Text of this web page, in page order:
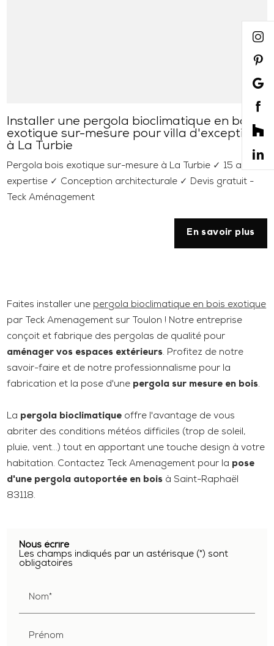
Installer une pergola bioclimatique en bois
exotique sur-mesure pour villa d'exception
à La Turbie
Pergola bois exotique sur-mesure à La Turbie ✓ 15 ans
expertise ✓ Conception architecturale ✓ Devis gratuit -
Teck Aménagement
En savoir plus
Faites installer une pergola bioclimatique en bois exotique
par Teck Amenagement sur Toulon ! Notre entreprise
conçoit et fabrique des pergolas de qualité pour
aménager vos espaces extérieurs. Profitez de notre
savoir-faire et de notre professionnalisme pour la
fabrication et la pose d'une pergola sur mesure en bois.
La pergola bioclimatique offre l'avantage de vous
abriter des conditions météos difficiles (trop de soleil,
pluie, vent...) tout en apportant une touche design à votre
habitation. Contactez Teck Amenagement pour la pose
d'une pergola autoportée en bois à Saint-Raphaël
83118.
Nous écrire
Les champs indiqués par un astérisque (*) sont
obligatoires
Nom*
Prénom